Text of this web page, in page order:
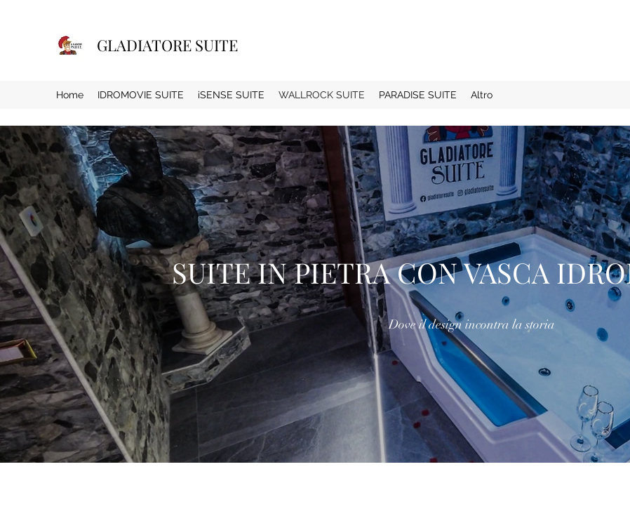
GLADIATORE SUITE
Home IDROMOVIE SUITE iSENSE SUITE WALLROCK SUITE PARADISE SUITE Altro
SUITE IN PIETRA CON VASCA
Dove il design incontra la storia